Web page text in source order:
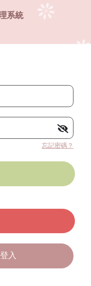
系統
忘記密碼？
入